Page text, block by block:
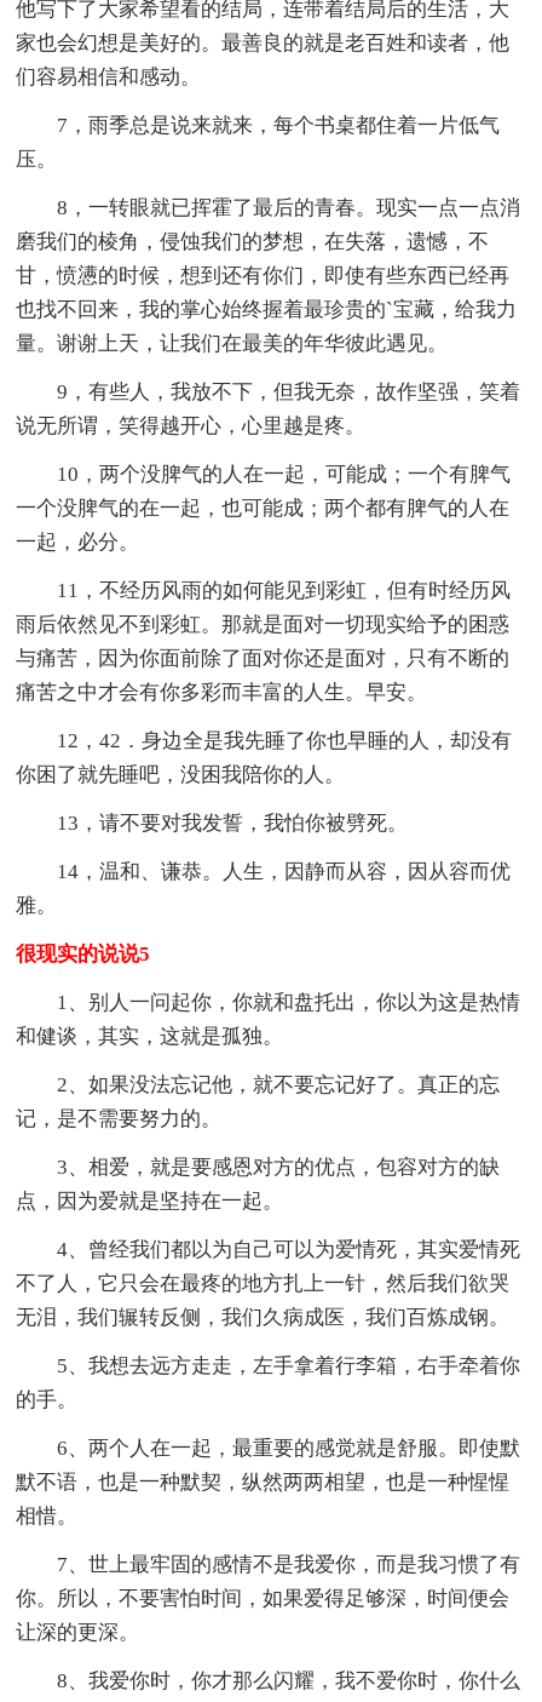
他写下了大家希望看的结局，连带着结局后的生活，大
家也会幻想是美好的。最善良的就是老百姓和读者，他
们容易相信和感动。
7，雨季总是说来就来，每个书桌都住着一片低气
压。
8，一转眼就已挥霍了最后的青春。现实一点一点消
磨我们的棱角，侵蚀我们的梦想，在失落，遗憾，不
甘，愤懑的时候，想到还有你们，即使有些东西已经再
也找不回来，我的掌心始终握着最珍贵的`宝藏，给我力
量。谢谢上天，让我们在最美的年华彼此遇见。
9，有些人，我放不下，但我无奈，故作坚强，笑着
说无所谓，笑得越开心，心里越是疼。
10，两个没脾气的人在一起，可能成；一个有脾气
一个没脾气的在一起，也可能成；两个都有脾气的人在
一起，必分。
11，不经历风雨的如何能见到彩虹，但有时经历风
雨后依然见不到彩虹。那就是面对一切现实给予的困惑
与痛苦，因为你面前除了面对你还是面对，只有不断的
痛苦之中才会有你多彩而丰富的人生。早安。
12，42．身边全是我先睡了你也早睡的人，却没有
你困了就先睡吧，没困我陪你的人。
13，请不要对我发誓，我怕你被劈死。
14，温和、谦恭。人生，因静而从容，因从容而优
雅。
很现实的说说5
1、别人一问起你，你就和盘托出，你以为这是热情
和健谈，其实，这就是孤独。
2、如果没法忘记他，就不要忘记好了。真正的忘
记，是不需要努力的。
3、相爱，就是要感恩对方的优点，包容对方的缺
点，因为爱就是坚持在一起。
4、曾经我们都以为自己可以为爱情死，其实爱情死
不了人，它只会在最疼的地方扎上一针，然后我们欲哭
无泪，我们辗转反侧，我们久病成医，我们百炼成钢。
5、我想去远方走走，左手拿着行李箱，右手牵着你
的手。
6、两个人在一起，最重要的感觉就是舒服。即使默
默不语，也是一种默契，纵然两两相望，也是一种惺惺
相惜。
7、世上最牢固的感情不是我爱你，而是我习惯了有
你。所以，不要害怕时间，如果爱得足够深，时间便会
让深的更深。
8、我爱你时，你才那么闪耀，我不爱你时，你什么